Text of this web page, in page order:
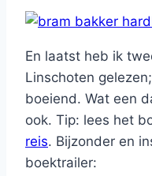
En laatst heb ik
Linschoten
boeiend. Wat een
ook. Tip: lees het
reis. Bijzonder en
boektrailer: